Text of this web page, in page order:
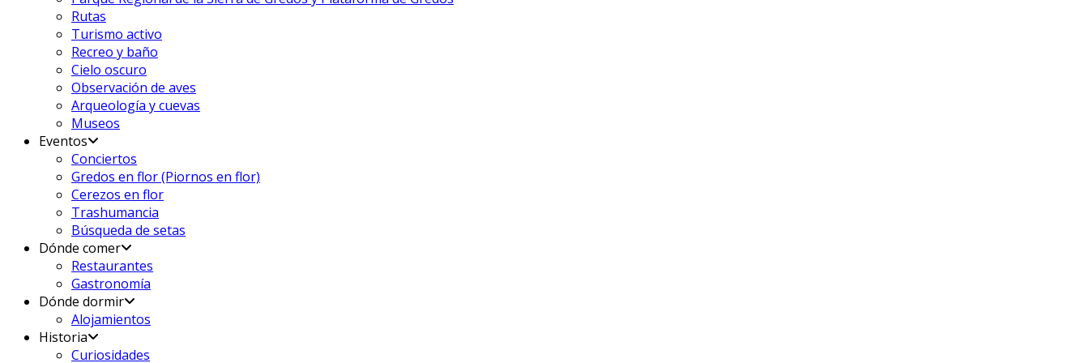
Rutas
Turismo activo
Recreo y baño
Cielo oscuro
Observación de aves
Arqueología y cuevas
Museos
Eventos
Conciertos
Gredos en flor (Piornos en flor)
Cerezos en flor
Trashumancia
Búsqueda de setas
Dónde comer
Restaurantes
Gastronomía
Dónde dormir
Alojamientos
Historia
Curiosidades